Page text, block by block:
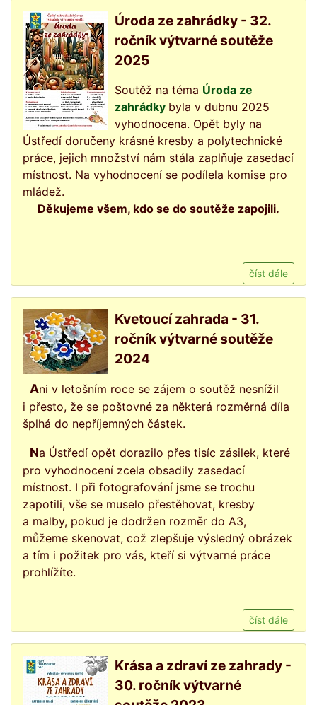
Úroda ze zahrádky - 32.
ročník výtvarné soutěže
2025
Soutěž na téma Úroda ze
zahrádky byla v dubnu 2025
vyhodnocena. Opět byly na
Ústředí doručeny krásné kresby a polytechnické
práce, jejich množství nám stála zaplňuje zasedací
místnost. Na vyhodnocení se podílela komise pro
mládež.
Děkujeme všem, kdo se do soutěže zapojili.
číst dále
Kvetoucí zahrada - 31.
ročník výtvarné soutěže
2024
Ani v letošním roce se zájem o soutěž nesnížil
i přesto, že se poštovné za některá rozměrná díla
šplhá do nepříjemných částek.
Na Ústředí opět dorazilo přes tisíc zásilek, které
pro vyhodnocení zcela obsadily zasedací
místnost. I při fotografování jsme se trochu
zapotili, vše se muselo přestěhovat, kresby
a malby, pokud je dodržen rozměr do A3,
můžeme skenovat, což zlepšuje výsledný obrázek
a tím i požitek pro vás, kteří si výtvarné práce
prohlížíte.
číst dále
Krása a zdraví ze zahrady -
30. ročník výtvarné